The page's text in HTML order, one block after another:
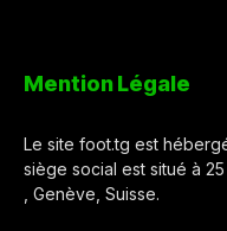
Mention Légale
Le site foot.tg est
siège social est situé à
, Genève, Suisse.